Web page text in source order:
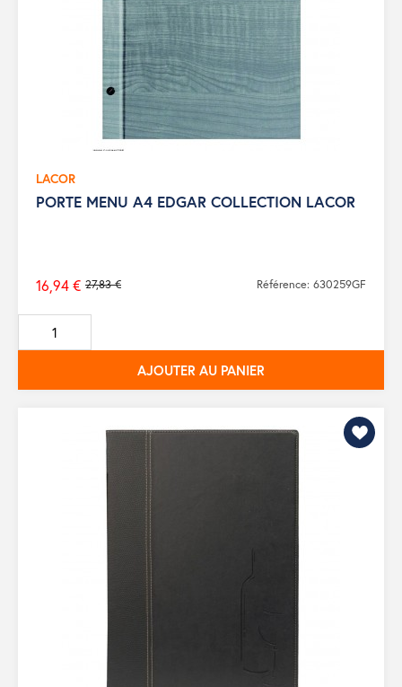
LACOR
PORTE MENU A4 EDGAR COLLECTION LACOR
Prix
de
base
27,83 €
16,94 € Référence: 630259GF
AJOUTER AU PANIER